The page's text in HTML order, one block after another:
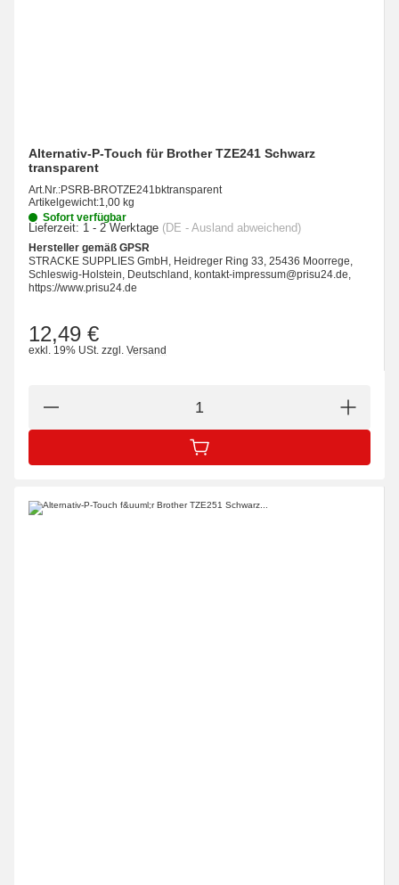
Alternativ-P-Touch für Brother TZE241 Schwarz
transparent
Art.Nr.:PSRB-BROTZE241bktransparent
Artikelgewicht:1,00 kg
Sofort verfügbar
Lieferzeit: 1 - 2 Werktage (DE - Ausland abweichend)
Hersteller gemäß GPSR
STRACKE SUPPLIES GmbH, Heidreger Ring 33, 25436 Moorrege,
Schleswig-Holstein, Deutschland, kontakt-impressum@prisu24.de,
https://www.prisu24.de
12,49 €
exkl. 19% USt. zzgl. Versand
IN DEN WARENKORB